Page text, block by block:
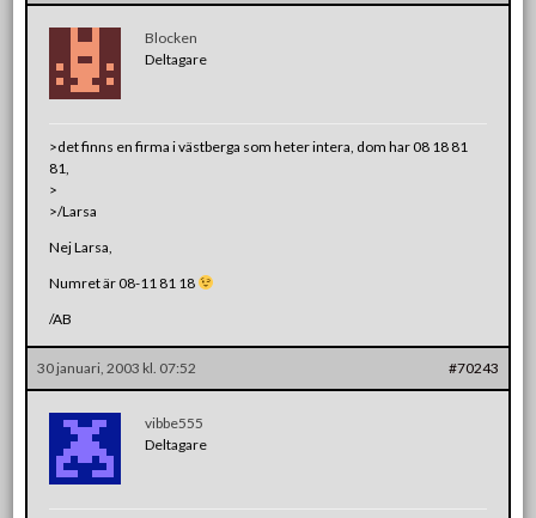
Blocken
Deltagare
>det finns en firma i västberga som heter intera, dom har 08 18 81
81,
>
>/Larsa
Nej Larsa,
Numret är 08-11 81 18
/AB
30 januari, 2003 kl. 07:52 #70243
vibbe555
Deltagare